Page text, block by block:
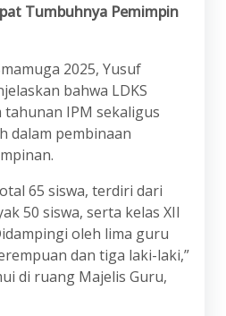
Tumbuhnya Pemimpin
2025, Yusuf
bahwa LDKS
IPM sekaligus
dalam pembinaan
65 siswa, terdiri dari
50 siswa, serta kelas XII
oleh lima guru
dan tiga laki-laki,”
di ruang Majelis Guru,